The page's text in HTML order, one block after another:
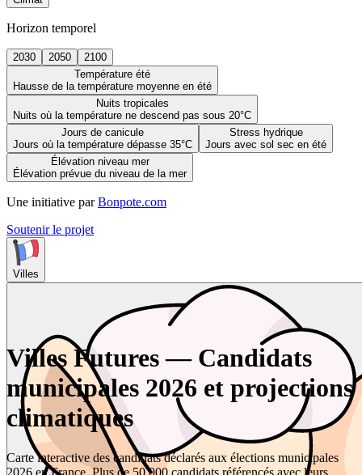
Horizon temporel
2030 2050
2100
Température été
Hausse de la température moyenne en été
Nuits tropicales
Nuits où la température ne descend pas sous 20°C
Jours de canicule
Jours où la température dépasse 35°C
Stress hydrique
Jours avec sol sec en été
Élévation niveau mer
Élévation prévue du niveau de la mer
Une initiative par Bonpote.com
Soutenir le projet
Villes
Villes Futures — Candidats
municipales 2026 et projections
climatiques
Carte interactive des candidats déclarés aux élections municipales
2026 en France. Plus de 50 000 candidats référencés avec leurs